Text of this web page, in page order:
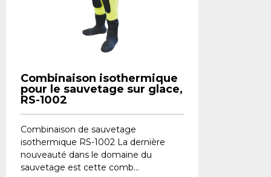
Combinaison isothermique
pour le sauvetage sur glace,
RS-1002
Combinaison de sauvetage
isothermique RS-1002 La dernière
nouveauté dans le domaine du
sauvetage est cette comb...